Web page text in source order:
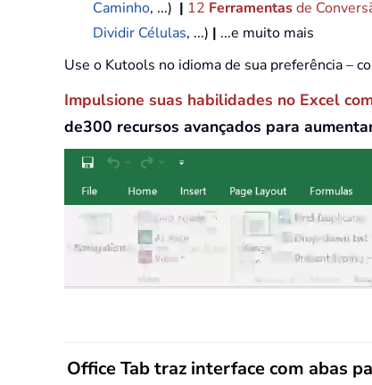
Caminho, ...) | 12 Ferramentasde
Dividir Células, ...) | ...e muito mais
Use o Kutools no idioma de sua preferência –
Impulsione suas habilidades no Excel
de300 recursos avançados para
Office Tab traz interface com abas